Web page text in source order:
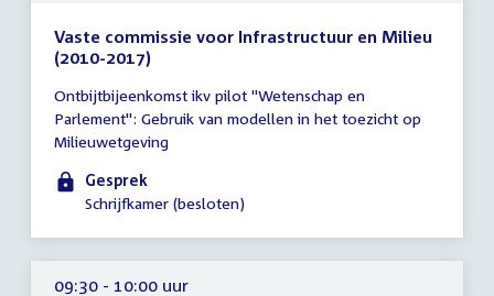
Vaste commissie voor Infrastructuur en Milieu
(2010-2017)
vergadering
08:30
-
10:15
uur
Ontbijtbijeenkomst ikv pilot "Wetenschap en
Parlement": Gebruik van modellen in het toezicht op
Milieuwetgeving
Gesprek
Schrijfkamer (besloten)
09:30 - 10:00 uur